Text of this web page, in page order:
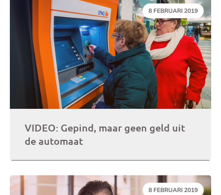
DATUM:
8 FEBRUARI 2019
VIDEO: Gepind, maar geen geld uit
de automaat
DATUM:
8 FEBRUARI 2019